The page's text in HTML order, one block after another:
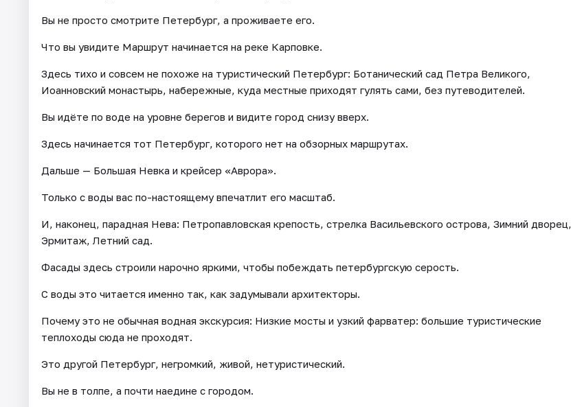
Вы не просто смотрите Петербург, а проживаете его.
Что вы увидите Маршрут начинается на реке Карповке.
Здесь тихо и совсем не похоже на туристический Петербург: Ботанический сад Петра Великого,
Иоанновский монастырь, набережные, куда местные приходят гулять сами, без путеводителей.
Вы идёте по воде на уровне берегов и видите город снизу вверх.
Здесь начинается тот Петербург, которого нет на обзорных маршрутах.
Дальше — Большая Невка и крейсер «Аврора».
Только с воды вас по-настоящему впечатлит его масштаб.
И, наконец, парадная Нева: Петропавловская крепость, стрелка Васильевского острова, Зимний дворец,
Эрмитаж, Летний сад.
Фасады здесь строили нарочно яркими, чтобы побеждать петербургскую серость.
С воды это читается именно так, как задумывали архитекторы.
Почему это не обычная водная экскурсия: Низкие мосты и узкий фарватер: большие туристические
теплоходы сюда не проходят.
Это другой Петербург, негромкий, живой, нетуристический.
Вы не в толпе, а почти наедине с городом.